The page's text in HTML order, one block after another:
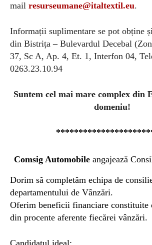
mail resurseumane@italtextil.eu.
Informații suplimentare se pot obține
din Bistrița – Bulevardul Decebal
37, Sc A, Ap. 4, Et. 1, Interfon 04,
0263.23.10.94
Suntem cel mai mare complex din
domeniu!
Comsig Automobile angajează
Dorim să completăm echipa de
departamentului de Vânzări.
Oferim beneficii financiare constituite
din procente aferente fiecărei vânzări.